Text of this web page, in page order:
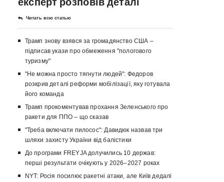
Читать всю статью
Трамп знову взявся за громадянство США –
підписав укази про обмеження "пологового
туризму"
"Не можна просто тягнути людей": Федоров
розкрив деталі реформи мобілізації, яку готувала
його команда
Трамп прокоментував прохання Зеленського про
ракети для ППО – що сказав
"Треба включати пилосос": Давидюк назвав три
шляхи захисту України від балістики
До програми FREYJA долучились 10 держав:
перші результати очікують у 2026–2027 роках
NYT: Росія посилює ракетні атаки, але Київ дедалі